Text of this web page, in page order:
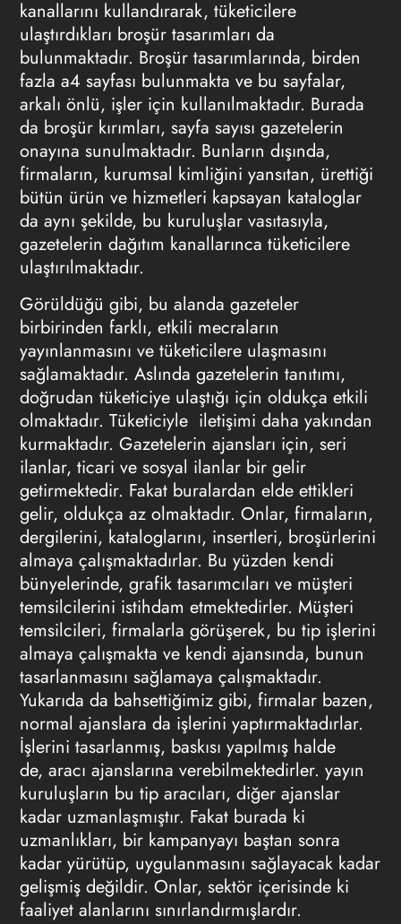
kanallarını kullandırarak, tüketicilere
ulaştırdıkları broşür tasarımları da
bulunmaktadır. Broşür tasarımlarında, birden
fazla a4 sayfası bulunmakta ve bu sayfalar,
arkalı önlü, işler için kullanılmaktadır. Burada
da broşür kırımları, sayfa sayısı gazetelerin
onayına sunulmaktadır. Bunların dışında,
firmaların, kurumsal kimliğini yansıtan, ürettiği
bütün ürün ve hizmetleri kapsayan kataloglar
da aynı şekilde, bu kuruluşlar vasıtasıyla,
gazetelerin dağıtım kanallarınca tüketicilere
ulaştırılmaktadır.
Görüldüğü gibi, bu alanda gazeteler
birbirinden farklı, etkili mecraların
yayınlanmasını ve tüketicilere ulaşmasını
sağlamaktadır. Aslında gazetelerin tanıtımı,
doğrudan tüketiciye ulaştığı için oldukça etkili
olmaktadır. Tüketiciyle iletişimi daha yakından
kurmaktadır. Gazetelerin ajansları için, seri
ilanlar, ticari ve sosyal ilanlar bir gelir
getirmektedir. Fakat buralardan elde ettikleri
gelir, oldukça az olmaktadır. Onlar, firmaların,
dergilerini, kataloglarını, insertleri, broşürlerini
almaya çalışmaktadırlar. Bu yüzden kendi
bünyelerinde, grafik tasarımcıları ve müşteri
temsilcilerini istihdam etmektedirler. Müşteri
temsilcileri, firmalarla görüşerek, bu tip işlerini
almaya çalışmakta ve kendi ajansında, bunun
tasarlanmasını sağlamaya çalışmaktadır.
Yukarıda da bahsettiğimiz gibi, firmalar bazen,
normal ajanslara da işlerini yaptırmaktadırlar.
İşlerini tasarlanmış, baskısı yapılmış halde
de, aracı ajanslarına verebilmektedirler. yayın
kuruluşların bu tip aracıları, diğer ajanslar
kadar uzmanlaşmıştır. Fakat burada ki
uzmanlıkları, bir kampanyayı baştan sonra
kadar yürütüp, uygulanmasını sağlayacak kadar
gelişmiş değildir. Onlar, sektör içerisinde ki
faaliyet alanlarını sınırlandırmışlardır.